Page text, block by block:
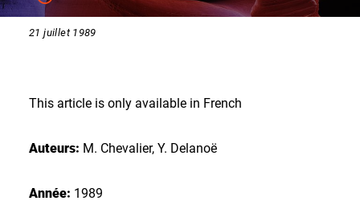
21 juillet 1989
This article is only available in French
Auteurs: M. Chevalier, Y. Delanoë
Année: 1989